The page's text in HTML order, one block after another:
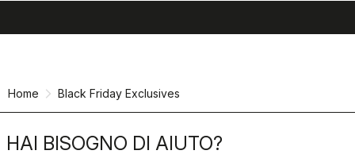
Home Black Friday Exclusives
HAI BISOGNO DI AIUTO?